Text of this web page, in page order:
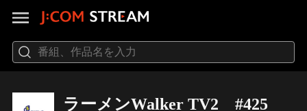
ラーメンWalker TV2 #425